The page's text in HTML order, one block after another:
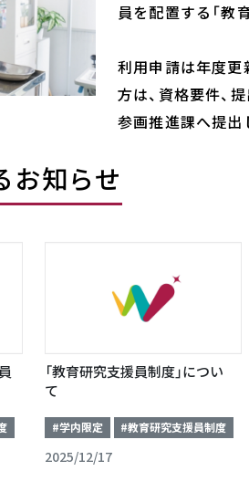
員を配置する「教
利用申請は年度更
方は、資格要件、
参画推進課へ提出
お知らせ
「教育研究支援員制度」につい
て
#学内限定 #教育研究支援員制度
2025/12/17